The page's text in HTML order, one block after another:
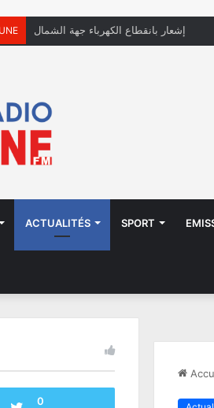
تداول صور أطفال يعيشون في الشوارع
ACTUALITÉS SPORT
0